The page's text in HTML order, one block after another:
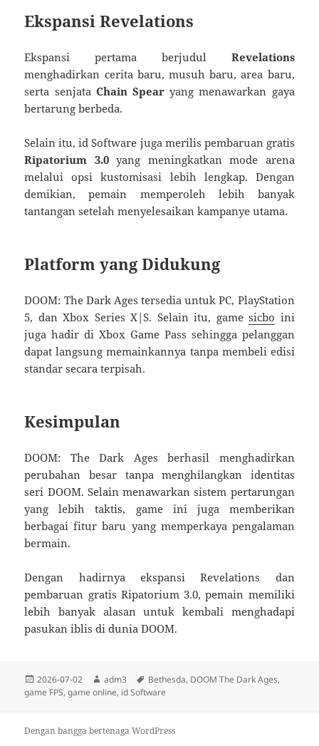
Ekspansi Revelations
Ekspansi pertama berjudul Revelations
menghadirkan cerita baru, musuh baru, area baru,
serta senjata Chain Spear yang menawarkan gaya
bertarung berbeda.
Selain itu, id Software juga merilis pembaruan gratis
Ripatorium 3.0yang meningkatkan mode arena
melalui opsi kustomisasi lebih lengkap. Dengan
demikian, pemain memperoleh lebih banyak
tantangan setelah menyelesaikan kampanye utama.
Platform yang Didukung
DOOM: The Dark Ages tersedia untuk PC, PlayStation
5, dan Xbox Series X|S. Selain itu, gamesicbo ini
juga hadir di Xbox Game Pass sehingga pelanggan
dapat langsung memainkannya tanpa membeli edisi
standar secara terpisah.
Kesimpulan
DOOM: The Dark Ages berhasil menghadirkan
perubahan besar tanpa menghilangkan identitas
seri DOOM. Selain menawarkan sistem pertarungan
yang lebih taktis, game ini juga memberikan
berbagai fitur baru yang memperkaya pengalaman
bermain.
Dengan hadirnya ekspansi Revelations dan
pembaruan gratis Ripatorium 3.0, pemain memiliki
lebih banyak alasan untuk kembali menghadapi
pasukan iblis di dunia DOOM.
Diposkan
pada
2026-07-02 Penulis
adm3 Tag
Bethesda, DOOM The Dark Ages,
game FPS,game online, id Software
Dengan bangga bertenaga WordPress